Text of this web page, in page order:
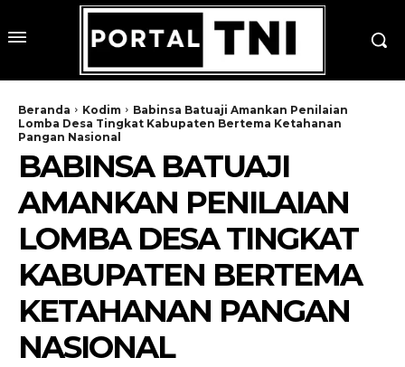
Beranda Kodim
Babinsa Batuaji Amankan Penilaian
Lomba Desa Tingkat Kabupaten Bertema Ketahanan
Pangan Nasional
BABINSA BATUAJI
AMANKAN PENILAIAN
LOMBA DESA TINGKAT
KABUPATEN BERTEMA
KETAHANAN PANGAN
NASIONAL